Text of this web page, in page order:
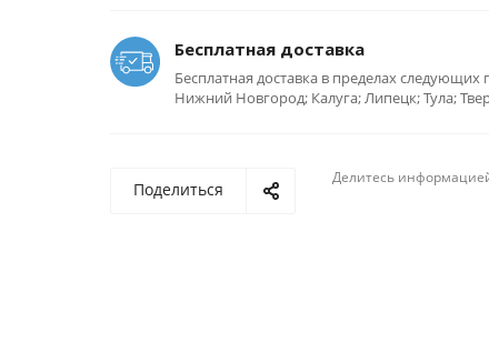
Бесплатная доставка
Бесплатная доставка в пределах
Нижний Новгород; Калуга; Липецк; Тула;
Поделиться
Делитесь